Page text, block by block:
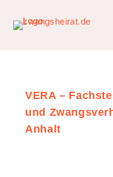
VERA –
und
Anhalt